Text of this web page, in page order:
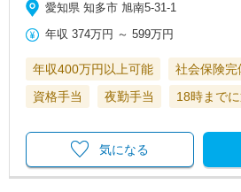
愛知県 知多市 旭南5-31-1
年収 374万円 ～599万円
年収400万円以上可能 社会保険完
資格手当
夜勤手当 18時まで
気になる